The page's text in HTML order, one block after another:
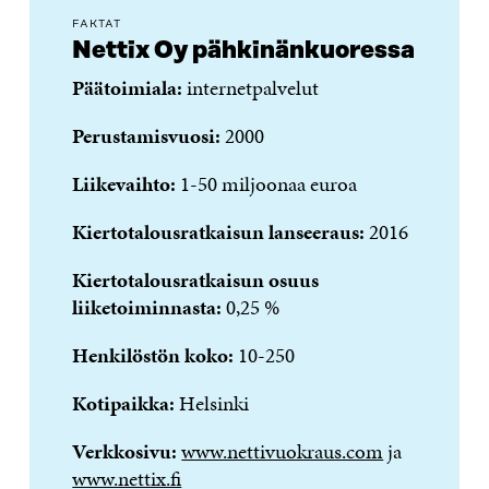
FAKTAT
Nettix Oy pähkinänkuoressa
Päätoimiala:internetpalvelut
Perustamisvuosi:2000
Liikevaihto: 1-50 miljoonaa euroa
Kiertotalousratkaisun lanseeraus:2016
Kiertotalousratkaisun osuus
liiketoiminnasta:0,25 %
Henkilöstön koko: 10-250
Kotipaikka:Helsinki
Verkkosivu:www.nettivuokraus.comja
www.nettix.fi